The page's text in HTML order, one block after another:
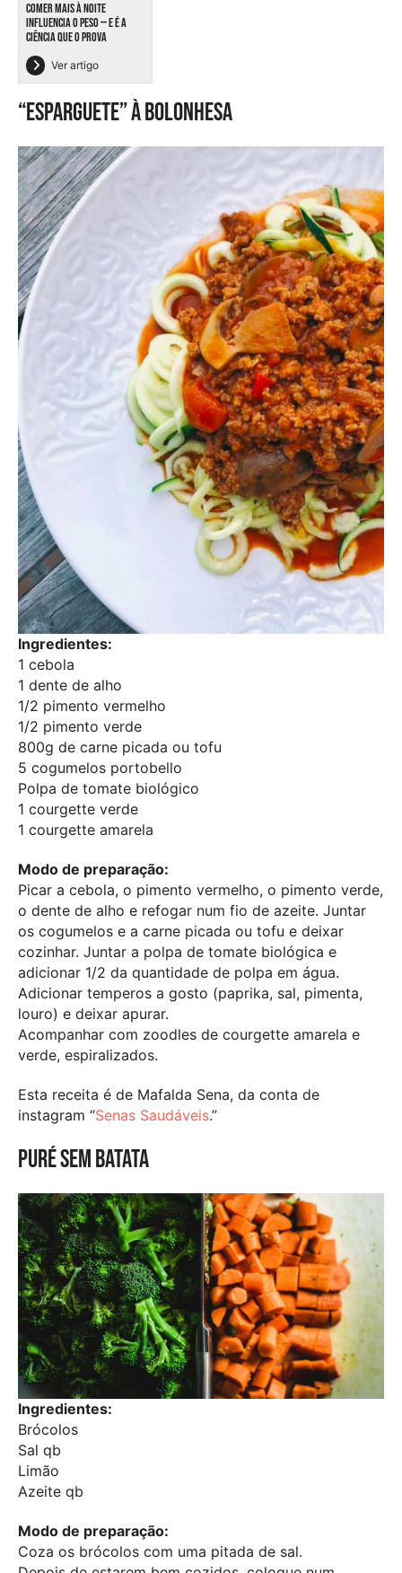
COMER MAIS À NOITE
INFLUENCIA O PESO — E É A
CIÊNCIA QUE O PROVA
Ver artigo
“Esparguete” à bolonhesa
Ingredientes:
1 cebola
1 dente de alho
1/2 pimento vermelho
1/2 pimento verde
800g de carne picada ou tofu
5 cogumelos portobello
Polpa de tomate biológico
1 courgette verde
1 courgette amarela
Modo de preparação:
Picar a cebola, o pimento vermelho, o pimento verde,
o dente de alho e refogar num fio de azeite. Juntar
os cogumelos e a carne picada ou tofu e deixar
cozinhar. Juntar a polpa de tomate biológica e
adicionar 1/2 da quantidade de polpa em água.
Adicionar temperos a gosto (paprika, sal, pimenta,
louro) e deixar apurar.
Acompanhar com zoodles de courgette amarela e
verde, espiralizados.
Esta receita é de Mafalda Sena, da conta de
instagram “Senas Saudáveis.”
Puré sem batata
Ingredientes:
Brócolos
Sal qb
Limão
Azeite qb
Modo de preparação:
Coza os brócolos com uma pitada de sal.